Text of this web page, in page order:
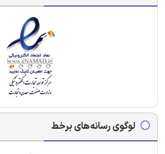
لوگوی رسانه‌های برخط